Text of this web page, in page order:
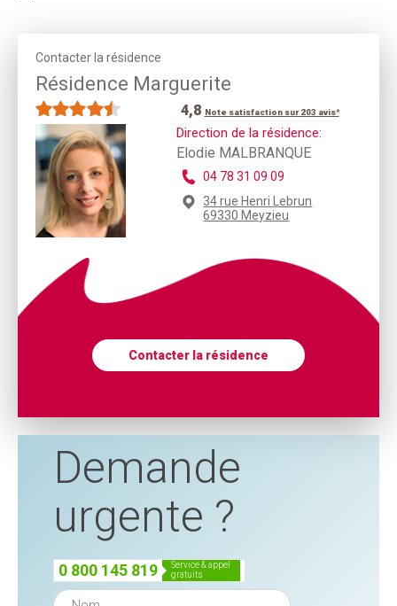
Contacter la résidence
Résidence Marguerite
4,8 Note satisfaction sur 203 avis*
Direction de la résidence:
Elodie MALBRANQUE
04 78 31 09 09
34 rue Henri Lebrun
69330 Meyzieu
Contacter la résidence
Demande
urgente ?
0 800 145 819
service & appel
gratuits